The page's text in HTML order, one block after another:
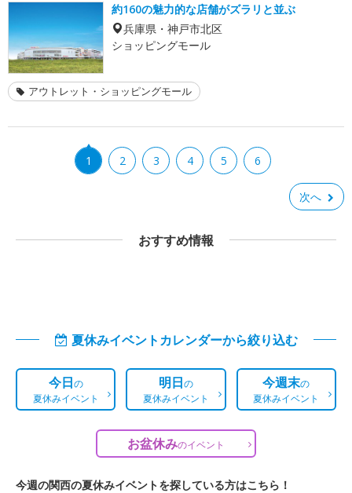
約160の魅力的な店舗がズラリと並ぶ
兵庫県・神戸市北区
ショッピングモール
アウトレット・ショッピングモール
1 2 3 4 5 6
次へ
おすすめ情報
夏休みイベントカレンダーから絞り込む
今日の
夏休みイベント
明日の
夏休みイベント
今週末の
夏休みイベント
お盆休みのイベント
今週の関西の夏休みイベントを探している方はこちら！